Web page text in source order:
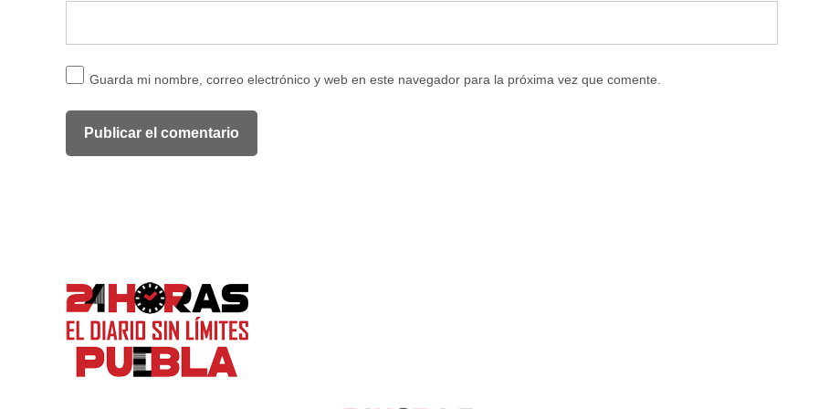
Guarda mi nombre, correo electrónico y web en este navegador para la próxima vez que comente.